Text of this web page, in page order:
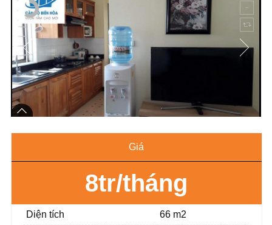
Giá
8tr/tháng
Diện tích 66 m2